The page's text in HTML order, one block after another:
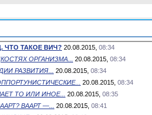
ЧТО ТАКОЕ ВИЧ? 20.08.2015, 08:34
ОРГАНИЗМА... 20.08.2015, 08:34
РАЗВИТИЯ... 20.08.2015, 08:34
20.08.2015, 08:34
ТО ИЛИ ИНОЕ... 20.08.2015, 08:35
ВААРТ —... 20.08.2015, 08:41